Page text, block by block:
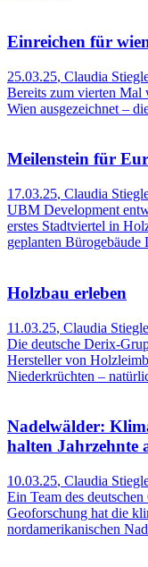
Einreichen für
25.03.25, Claudia
Bereits zum vierten Mal
Wien ausgezeichnet –
Meilenstein für
17.03.25, Claudia
UBM Development
erstes Stadtviertel in
geplanten Bürogebäude
Holzbau erleben
11.03.25, Claudia
Die deutsche Derix-
Hersteller von
Niederkrüchten –
Nadelwälder:
halten Jahrzehnte
10.03.25, Claudia
Ein Team des
Geoforschung hat die
nordamerikanischen